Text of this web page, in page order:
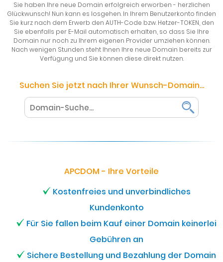
Sie haben Ihre neue Domain erfolgreich erworben - herzlichen
Glückwunsch! Nun kann es losgehen. In Ihrem Benutzerkonto finden
Sie kurz nach dem Erwerb den AUTH-Code bzw. Hetzer-TOKEN, den
Sie ebenfalls per E-Mail automatisch erhalten, so dass Sie Ihre
Domain nur noch zu Ihrem eigenen Provider umziehen können.
Nach wenigen Stunden steht Ihnen Ihre neue Domain bereits zur
Verfügung und Sie können diese direkt nutzen.
Suchen Sie jetzt nach Ihrer Wunsch-Domain...
APCDOM - Ihre Vorteile
Kostenfreies und unverbindliches
Kundenkonto
Für Sie fallen beim Kauf einer Domain keinerlei
Gebühren an
Sichere Bestellung und Bezahlung der Domain